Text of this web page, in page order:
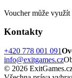
Voucher může
Kontakty
+420 778 001 091
info@exitgames.cz
© 2026